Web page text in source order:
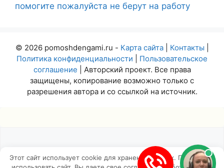
помогите пожалуйста не берут на работу
© 2026 pomoshdengami.ru - Карта сайта| Контакты
Политика конфиденциальности
Пользовательское
соглашение | Авторский проект. Все права
защищены, копирование возможно только с
разрешения автора и со ссылкой на источник.
Этот сайт использует cookie для хранения данных. Продолжая